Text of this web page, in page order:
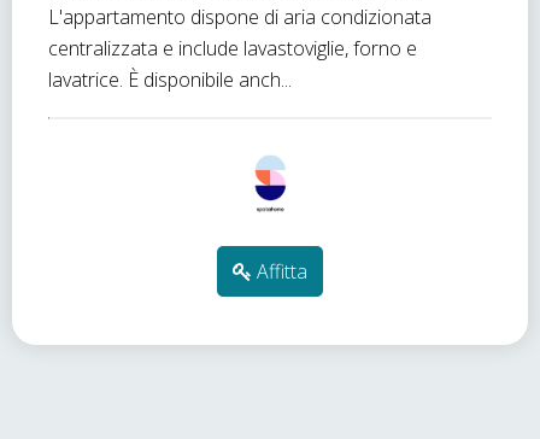
L'appartamento dispone di aria condizionata
centralizzata e include lavastoviglie, forno e
lavatrice. È disponibile anch...
Affitta